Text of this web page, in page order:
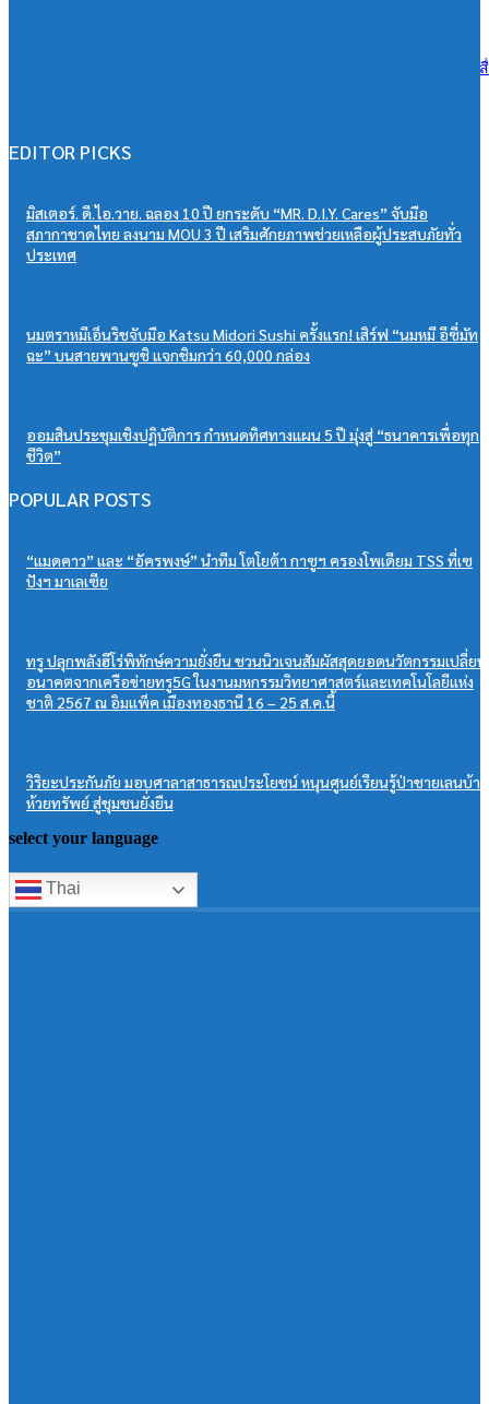
ดีน่ารีเฟรชแบรนด์ครั้งใหญ่ ดึง BamBam ถ่ายทอดภาพลักษณ์ใหม่ ผ่าน
EDITOR PICKS
มิสเตอร์. ดี.ไอ.วาย. ฉลอง 10 ปี ยกระดับ “MR. D.I.Y. Cares” จับมือ
สภากาชาดไทย ลงนาม MOU 3 ปี เสริมศักยภาพช่วยเหลือผู้ประสบภัยทั่ว
ประเทศ
นมตราหมีเอ็นริชจับมือ Katsu Midori Sushi ครั้งแรก! เสิร์ฟ “นมหมี อีซี่มัท
ฉะ” บนสายพานซูชิ แจกชิมกว่า 60,000 กล่อง
ออมสินประชุมเชิงปฏิบัติการ กำหนดทิศทางแผน 5 ปี มุ่งสู่ “ธนาคารเพื่อทุก
ชีวิต”
POPULAR POSTS
“แมดคาว” และ “อัครพงษ์” นำทีม โตโยต้า กาซูฯ ครองโพเดียม TSS ที่เซ
ปังฯ มาเลเซีย
ทรู ปลุกพลังฮีโร่พิทักษ์ความยั่งยืน ชวนนิวเจนสัมผัสสุดยอดนวัตกรรมเปลี่ยน
อนาคตจากเครือข่ายทรู5G ในงานมหกรรมวิทยาศาสตร์และเทคโนโลยีแห่ง
ชาติ 2567 ณ อิมแพ็ค เมืองทองธานี 16 – 25 ส.ค.นี้
วิริยะประกันภัย มอบศาลาสาธารณประโยชน์ หนุนศูนย์เรียนรู้ป่าชายเลนบ้าน
ห้วยทรัพย์ สู่ชุมชนยั่งยืน
select your language
Thai